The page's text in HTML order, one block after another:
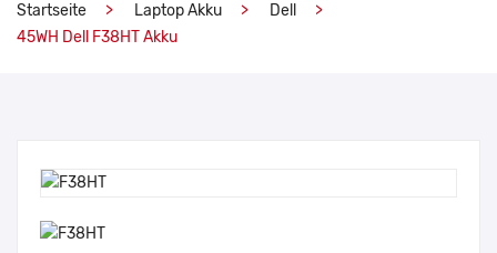
Startseite Laptop Akku
Dell
45WH Dell F38HT Akku